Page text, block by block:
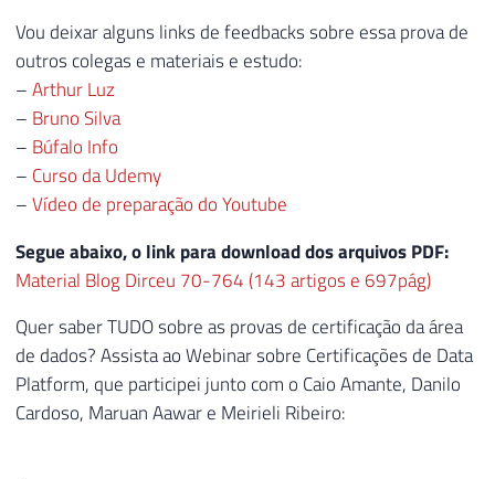
Vou deixar alguns links de feedbacks sobre essa prova de
outros colegas e materiais e estudo:
–Arthur Luz
– Bruno Silva
– Búfalo Info
– Curso da Udemy
–Vídeo de preparação do Youtube
Segue abaixo, o link para download dos arquivos PDF:
Material Blog Dirceu 70-764 (143 artigos e 697pág)
Quer saber TUDO sobre as provas de certificação da área
de dados? Assista ao Webinar sobre Certificações de Data
Platform, que participei junto com o Caio Amante, Danilo
Cardoso, Maruan Aawar e Meirieli Ribeiro: